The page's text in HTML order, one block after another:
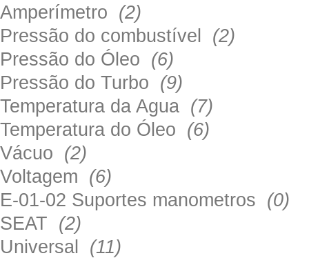
Amperímetro (2)
Pressão do combustível (2)
Pressão do Óleo (6)
Pressão do Turbo (9)
Temperatura da Agua (7)
Temperatura do Óleo (6)
Vácuo (2)
Voltagem (6)
E-01-02 Suportes manometros (0)
SEAT (2)
Universal (11)